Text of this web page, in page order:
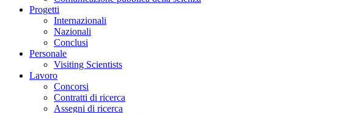
Progetti
Internazionali
Nazionali
Conclusi
Personale
Visiting Scientists
Lavoro
Concorsi
Contratti di ricerca
Assegni di ricerca